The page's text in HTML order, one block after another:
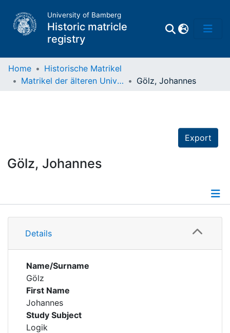
University of Bamberg
Historic matricle
registry
Home
Historische Matrikel
Matrikel der älteren Universität
Gölz, Johannes
Export
Gölz, Johannes
Details
Details
Name/Surname
Gölz
First Name
Johannes
Study Subject
Logik